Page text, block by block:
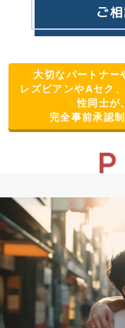
ご
大切なパートナー
レズビアンやAセク
性同士が
完全事前承認